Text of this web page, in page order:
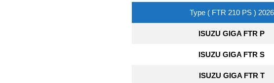
Type ( FTR 210 PS ) 2026
ISUZU GIGA FTR P
ISUZU GIGA FTR S
ISUZU GIGA FTR T